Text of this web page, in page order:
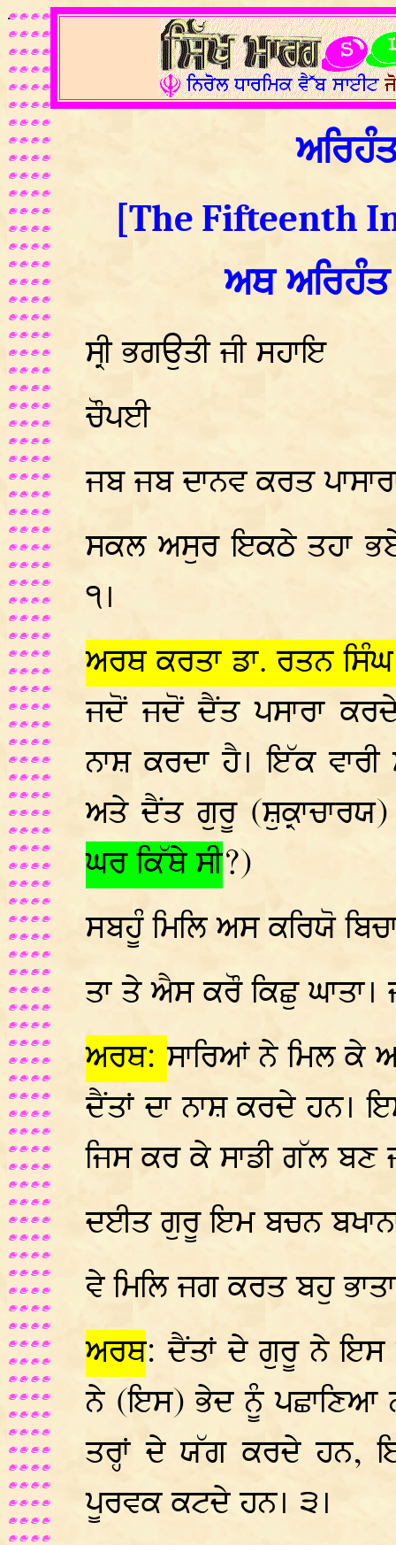
.
[The Fifteenth
ਅਥ
ਸ੍ਰੀ ਭਗਉਤੀ ਜੀ ਸਹਾਇ
ਚੌਪਈ
ਜਬ ਜਬ ਦਾਨਵ ਕਰਤ
ਸਕਲ ਅਸੁਰ ਇਕਠੇ ਤਹਾ
੧।
ਅਰਥ ਕਰਤਾ ਡਾ. ਰਤਨ
ਜਦੋਂ ਜਦੋਂ ਦੈਂਤ ਪਸਾਰਾ
ਨਾਸ਼ ਕਰਦਾ ਹੈ। ਇੱਕ
ਅਤੇ ਦੈਂਤ ਗੁਰੂ
ਘਰ ਕਿੱਥੇ ਸੀ?)
ਸਬਹੂੰ ਮਿਲਿ ਅਸ ਕਰਿਯੋ
ਤਾ ਤੇ ਐਸ ਕਰੌ ਕਿਛੁ ਘਾਤਾ।
ਅਰਥ:ਸਾਰਿਆਂ ਨੇ ਮਿਲ ਕੇ
ਦੈਂਤਾਂ ਦਾ ਨਾਸ਼ ਕਰਦੇ ਹਨ।
ਜਿਸ ਕਰ ਕੇ ਸਾਡੀ ਗੱਲ ਬਣ
ਦਈਤ ਗੁਰੂ ਇਮ ਬਚਨ
ਵੇ ਮਿਲਿ ਜਗ ਕਰਤ ਬਹੁ
ਅਰਥ: ਦੈਂਤਾਂ ਦੇ ਗੁਰੂ ਨੇ ਇਸ
ਨੇ (ਇਸ) ਭੇਦ ਨੂੰ ਪਛਾਣਿਆ
ਤਰ੍ਹਾਂ ਦੇ ਯੱਗ ਕਰਦੇ ਹਨ,
ਪੂਰਵਕ ਕਟਦੇ ਹਨ। ੩।